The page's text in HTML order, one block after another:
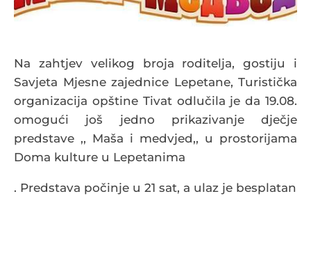
Na zahtjev velikog broja roditelja, gostiju i
Savjeta Mjesne zajednice Lepetane, Turistička
organizacija opštine Tivat odlučila je da 19.08.
omogući još jedno prikazivanje dječje
predstave ,, Maša i medvjed,, u prostorijama
Doma kulture u Lepetanima
. Predstava počinje u 21 sat, a ulaz je besplatan